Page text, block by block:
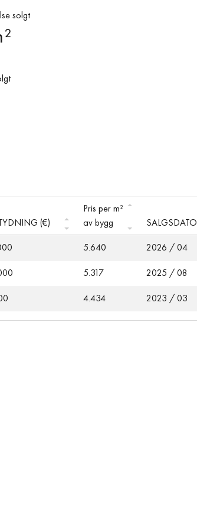
solgt
(€)
Pris per m²
av bygg
SALGSDATO
5.640 2026 / 04
5.317 2025 / 08
4.434 2023 / 03